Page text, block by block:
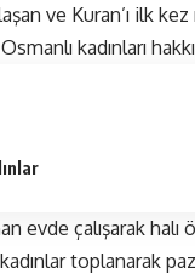
ve Kuran’ı ilk
kadınları
evde çalışarak
toplanarak